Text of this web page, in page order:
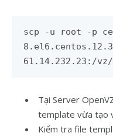
scp -u root -p
61.14.232.23:/
Tại Server
template vừa tạo
Kiểm tra file